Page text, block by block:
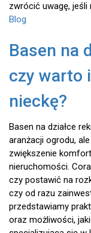
zwrócić uwagę,
Blog
Basen na
czy warto
nieckę?
Basen na działce
aranżacji ogrodu,
zwiększenie
nieruchomości.
czy postawić na
czy od razu
przedstawiamy
oraz możliwości,